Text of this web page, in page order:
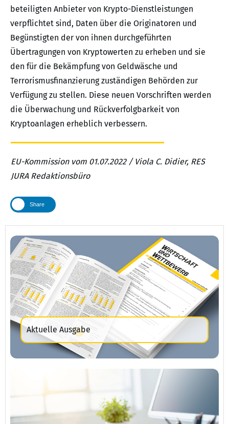
beteiligten Anbieter von Krypto-Dienstleistungen
verpflichtet sind, Daten über die Originatoren und
Begünstigten der von ihnen durchgeführten
Übertragungen von Kryptowerten zu erheben und sie
den für die Bekämpfung von Geldwäsche und
Terrorismusfinanzierung zuständigen Behörden zur
Verfügung zu stellen. Diese neuen Vorschriften werden
die Überwachung und Rückverfolgbarkeit von
Kryptoanlagen erheblich verbessern.
EU-Kommission vom 01.07.2022 / Viola C. Didier, RES
JURA Redaktionsbüro
Share
Aktuelle Ausgabe